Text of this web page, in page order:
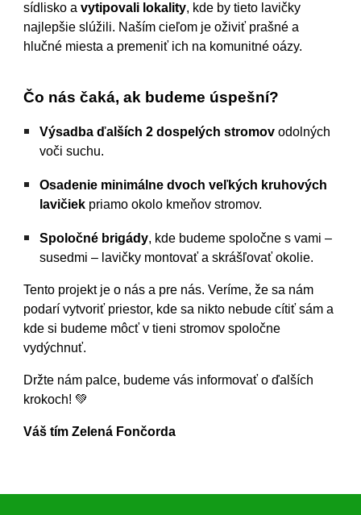
sídlisko avytipovali lokality, kde by tieto lavičky
najlepšie slúžili. Naším cieľom je oživiť prašné a
hlučné miesta a premeniť ich na komunitné oázy.
Čo nás čaká, ak budeme úspešní?
Výsadba ďalších 2 dospelých stromov odolných
voči suchu.
Osadenie minimálne dvoch veľkých kruhových
lavičiek priamo okolo kmeňov stromov.
Spoločné brigády, kde budeme spoločne s vami –
susedmi – lavičky montovať a skrášľovať okolie.
Tento projekt je o nás a pre nás. Veríme, že sa nám
podarí vytvoriť priestor, kde sa nikto nebude cítiť sám a
kde si budeme môcť v tieni stromov spoločne
vydýchnuť.
Držte nám palce, budeme vás informovať o ďalších
krokoch! 💚
Váš tím Zelená Fončorda